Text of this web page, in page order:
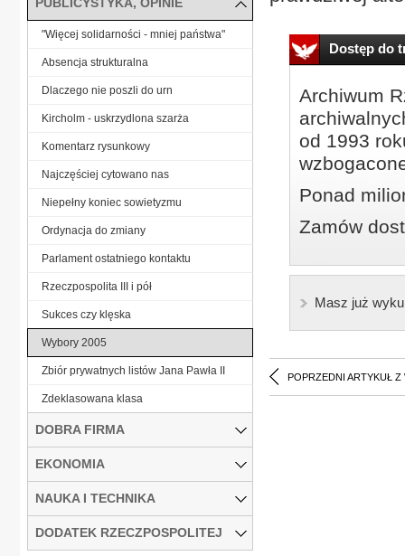
Dostęp do
Archiwum
od 1993
Ponad
Zamów
Masz już
POPRZEDNI ARTYKUŁ Z
"Więcej solidarności - mniej państwa"
Absencja strukturalna
Dlaczego nie poszli do urn
Kircholm - uskrzydlona szarża
Komentarz rysunkowy
Najczęściej cytowano nas
Niepełny koniec sowietyzmu
Ordynacja do zmiany
Parlament ostatniego kontaktu
Rzeczpospolita III i pół
Sukces czy klęska
Wybory 2005
Zbiór prywatnych listów Jana Pawła II
Zdeklasowana klasa
DOBRA FIRMA
EKONOMIA
NAUKA I TECHNIKA
DODATEK RZECZPOSPOLITEJ